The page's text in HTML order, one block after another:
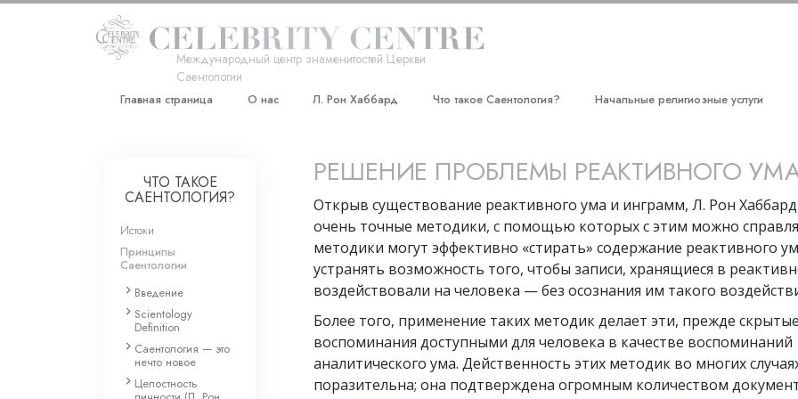
Международный центр знаменитостей Церкви
Саентологии
Главная страница О нас Л. Рон Хаббард Что такое Саентология?
Саентологические принципы и
Что саентологи говорят о
Саентологии
Познакомьтесь с саентологом
Внутри церкви
Основные принципы Саентологии
Введение в Дианетику
Начальные религиозные услуги
Курс «Эффективность личности»
Улучшение жизни
Курс «Успех путём общения»
РЕШЕНИЕ ПРОБЛЕМЫ РЕАКТИВНОГО
Открыв существование реактивного ума и инграмм, Л. Рон
очень точные методики, с помощью которых с этим можно
методики могут эффективно «стирать» содержание реактивного
устранять возможность того, чтобы записи, хранящиеся в
воздействовали на человека — без осознания им такого
Более того, применение таких методик делает эти, прежде
воспоминания доступными для человека в качестве воспоминаний
аналитического ума. Действенность этих методик во многих
поразительна; она подтверждена огромным количеством
ЧТО ТАКОЕ
САЕНТОЛОГИЯ?
Истоки
Принципы
Саентологии
Введение
Scientology
Definition
Саентология — это
нечто новое
Целостность